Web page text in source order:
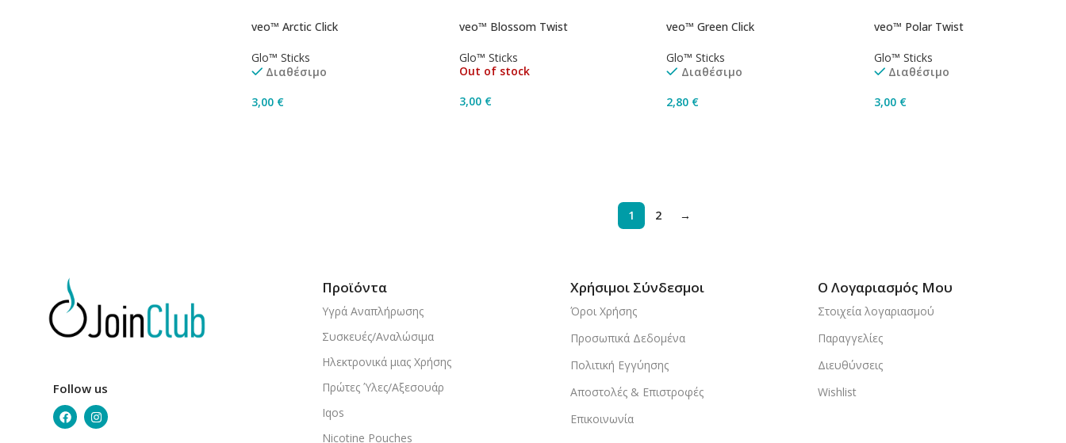
veo™ Arctic Click
Glo™ Sticks
Διαθέσιμο
3,00 €
veo™ Blossom Twist
Glo™ Sticks
Out of stock
3,00 €
veo™ Green Click
Glo™ Sticks
Διαθέσιμο
2,80 €
veo™ Polar Twist
Glo™ Sticks
Διαθέσιμο
3,00 €
1 2 →
Follow us
Προϊόντα
Υγρά Αναπλήρωσης
Συσκευές/Αναλώσιμα
Ηλεκτρονικά μιας Χρήσης
Πρώτες Ύλες/Αξεσουάρ
Iqos
Nicotine Pouches
Χρήσιμοι Σύνδεσμοι
Όροι Χρήσης
Προσωπικά Δεδομένα
Πολιτική Εγγύησης
Αποστολές & Επιστροφές
Επικοινωνία
Ο Λογαριασμός Μου
Στοιχεία λογαριασμού
Παραγγελίες
Διευθύνσεις
Wishlist